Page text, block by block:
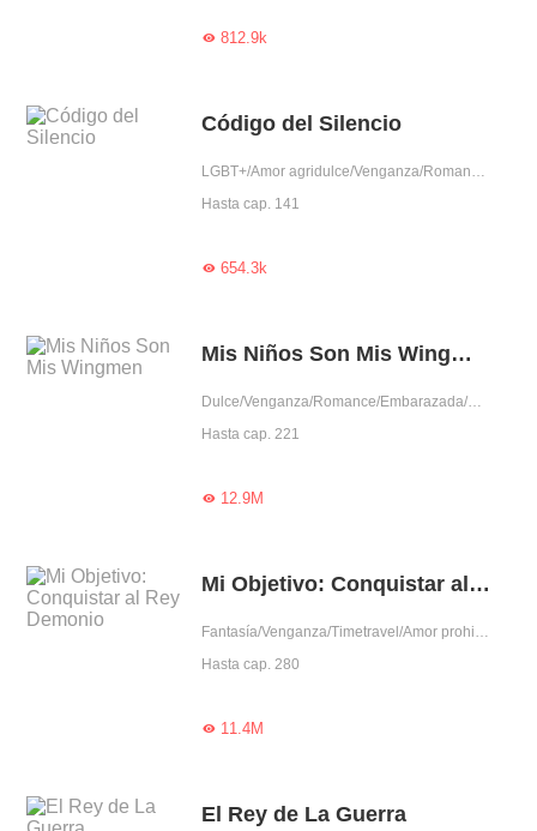
812.9k
Código del Silencio
LGBT+/Amor agridulce/Venganza/Romance/Cría Tu Amor/Predestinado/Auto superación
Hasta cap. 141
654.3k
Mis Niños Son Mis Wingmen
Dulce/Venganza/Romance/Embarazada/Aventura de una noche/Dominante/Arrogante/Lindo/Mujer poderosa
Hasta cap. 221
12.9M
Mi Objetivo: Conquistar al Rey Demonio
Fantasía/Venganza/Timetravel/Amor prohibido/Predestinado/Mujer poderosa
Hasta cap. 280
11.4M
El Rey de La Guerra